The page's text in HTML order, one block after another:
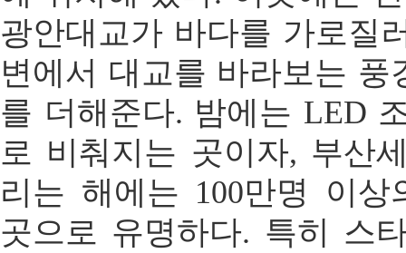
광안대교가 바다를 가로질
변에서 대교를 바라보는 풍
를 더해준다. 밤에는 LED
로 비춰지는 곳이자, 부산
리는 해에는 100만명 이
곳으로 유명하다. 특히 스